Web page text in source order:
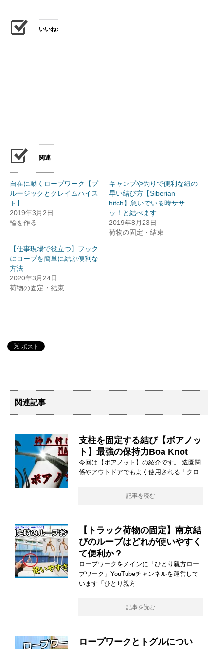
いいね:
関連
自在に動くロープワーク【プ
ルージックとクレイムハイス
ト】
2019年3月2日
輪を作る
キャンプや釣りで便利な紐の
早い結び方【Siberian
hitch】急いでいる時ササ
ッ！と結べます
2019年8月23日
荷物の固定・結束
【仕事現場で役立つ】フック
にロープを簡単に結ぶ便利な
方法
2020年3月24日
荷物の固定・結束
関連記事
支柱を固定する結び【ボアノッ
ト】最強の保持力Boa Knot
今回は【ボアノット】の紹介です。 造園関
係やアウトドアでもよく使用される「クロ
記事を読む
【トラック荷物の固定】南京結
びのループはどれが使いやすく
て便利か？
ロープワークをメインに「ひとり親方ロー
プワーク」YouTubeチャンネルを運営して
います「ひとり親方
記事を読む
ロープワークとトグルについ